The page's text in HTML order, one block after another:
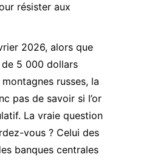
résister aux
2026, alors que
de 5 000 dollars
russes, la
pas de savoir si l’or
La vraie question
vous ? Celui des
banques centrales